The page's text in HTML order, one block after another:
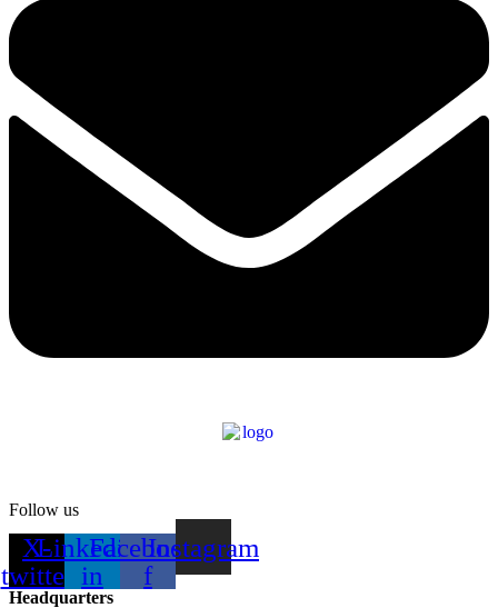
Follow us
X-
twitter
Linkedin-
in
Facebook-
f
Instagram
Headquarters